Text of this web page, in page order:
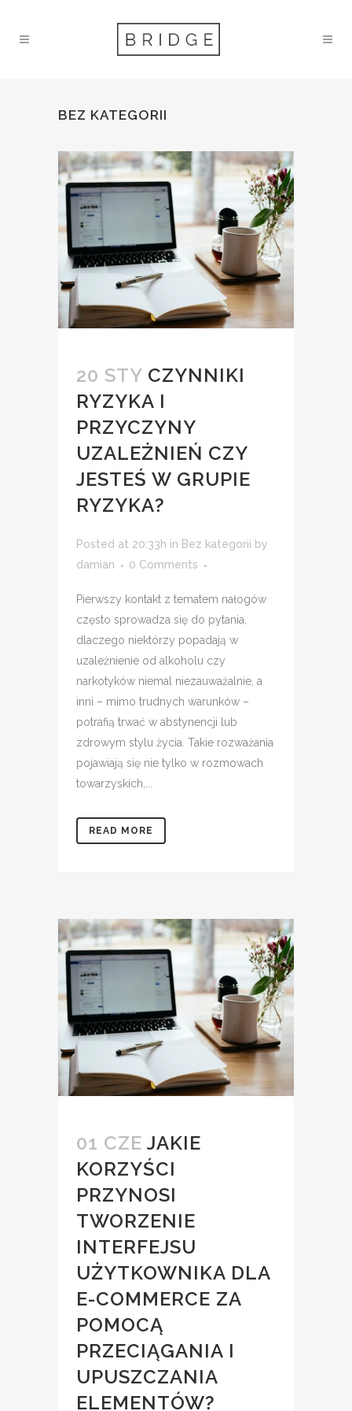
BEZ KATEGORII
20 STY CZYNNIKI
RYZYKA I
PRZYCZYNY
UZALEŻNIEŃ CZY
JESTEŚ W GRUPIE
RYZYKA?
Posted at 20:33h in Bez kategorii by
damian
0 Comments
Pierwszy kontakt z tematem nałogów
często sprowadza się do pytania,
dlaczego niektórzy popadają w
uzależnienie od alkoholu czy
narkotyków niemal niezauważalnie, a
inni – mimo trudnych warunków –
potrafią trwać w abstynencji lub
zdrowym stylu życia. Takie rozważania
pojawiają się nie tylko w rozmowach
towarzyskich,...
READ MORE
01 CZE JAKIE
KORZYŚCI
PRZYNOSI
TWORZENIE
INTERFEJSU
UŻYTKOWNIKA DLA
E-COMMERCE ZA
POMOCĄ
PRZECIĄGANIA I
UPUSZCZANIA
ELEMENTÓW?